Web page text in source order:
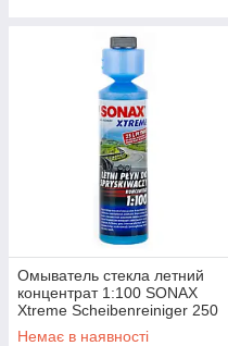
Омыватель стекла летний
концентрат 1:100 SONAX
Xtreme Scheibenreiniger 250
мл (271141)
Немає в наявності